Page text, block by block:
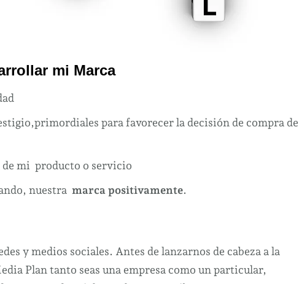
mi Marca
para favorecer la decisión de compra de
mi producto o servicio
nuestra marca positivamente.
y medios sociales. Antes de lanzarnos de cabeza a la
Plan tanto seas una empresa como un particular,